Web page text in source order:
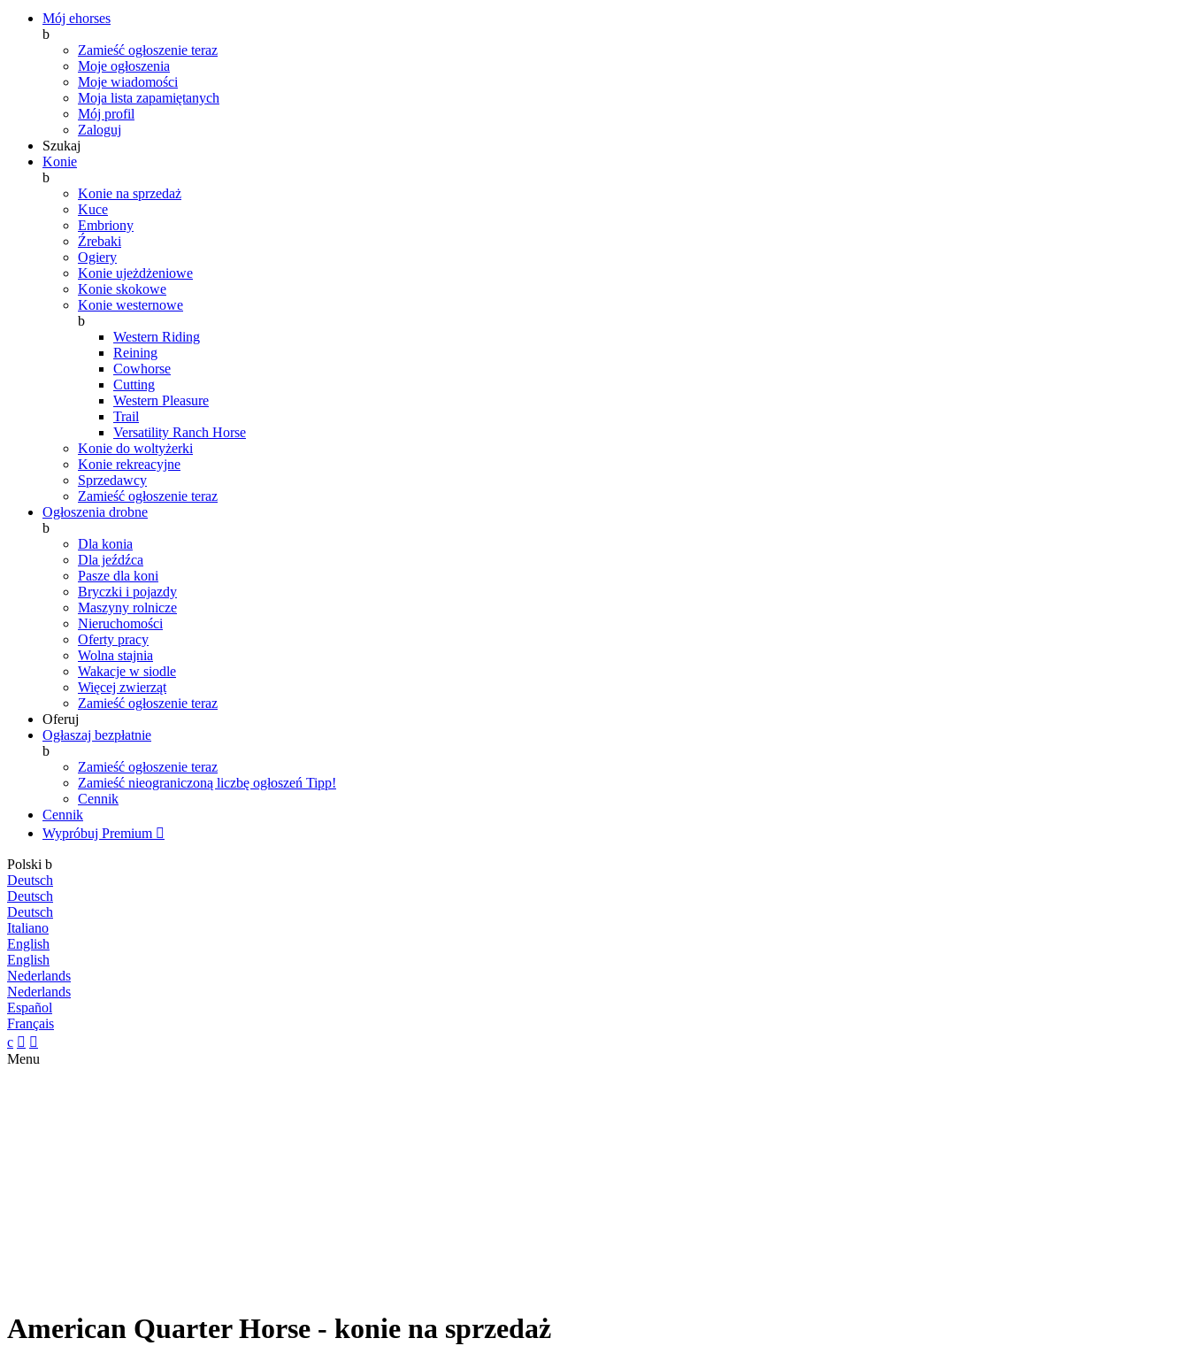
Mój ehorses
b
Zamieść ogłoszenie teraz
Moje ogłoszenia
Moje wiadomości
Moja lista zapamiętanych
Mój profil
Zaloguj
Szukaj
Konie
b
Konie na sprzedaż
Kuce
Embriony
Źrebaki
Ogiery
Konie ujeżdżeniowe
Konie skokowe
Konie westernowe
b
Western Riding
Reining
Cowhorse
Cutting
Western Pleasure
Trail
Versatility Ranch Horse
Konie do woltyżerki
Konie rekreacyjne
Sprzedawcy
Zamieść ogłoszenie teraz
Ogłoszenia drobne
b
Dla konia
Dla jeźdźca
Pasze dla koni
Bryczki i pojazdy
Maszyny rolnicze
Nieruchomości
Oferty pracy
Wolna stajnia
Wakacje w siodle
Więcej zwierząt
Zamieść ogłoszenie teraz
Oferuj
Ogłaszaj bezpłatnie
b
Zamieść ogłoszenie teraz
Zamieść nieograniczoną liczbę ogłoszeń Tipp!
Cennik
Cennik
Wypróbuj Premium 
Polski b
Deutsch
Deutsch
Deutsch
Italiano
English
English
Nederlands
Nederlands
Español
Français
c  
Menu
American Quarter Horse - konie na sprzedaż